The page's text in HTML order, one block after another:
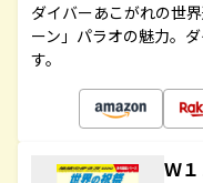
ダイバーあこがれの世
ーン」パラオの魅力。
す。
Ｗ